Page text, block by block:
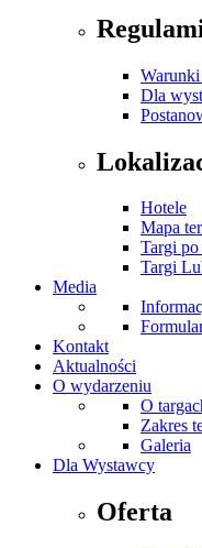
Dla
Hotele
Mapa
Targi
Targi
Media
Kontakt
Aktualności
O wydarzeniu
O
Zakres
Galeria
Dla Wystawcy
Oferta